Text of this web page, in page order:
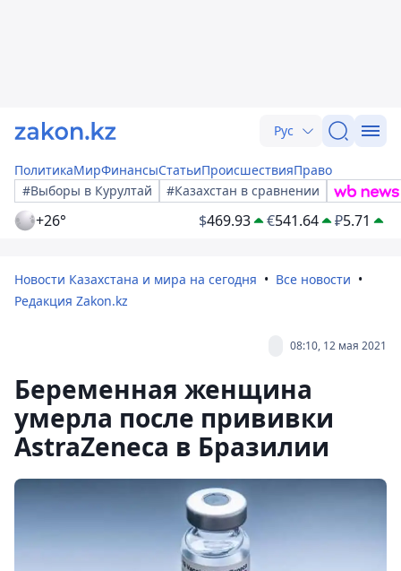
Рус
ПолитикаМирФинансыСтатьиПроисшествияПраво
#Выборы в Курултай
#Казахстан в сравнении
+26° $469.93 €541.64 ₽5.71
Новости Казахстана и мира на сегодня
Все новости
Редакция Zakon.kz
08:10, 12 мая 2021
Беременная женщина
умерла после прививки
AstraZeneca в Бразилии